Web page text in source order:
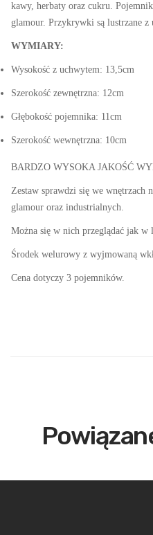
kawy, herbaty oraz cukru.
glamour. Przykrywki są lustrzane z
WYMIARY:
Wysokość z uchwytem: 13,5cm
Szerokość zewnętrzna: 12cm
Głębokość pojemnika: 11cm
Szerokość wewnętrzna: 10cm
BARDZO WYSOKA JAKOŚĆ
Zestaw sprawdzi się we wnętrzach
glamour oraz industrialnych.
Można się w nich przeglądać jak w
Środek welurowy z wyjmowaną
Cena dotyczy 3 pojemników.